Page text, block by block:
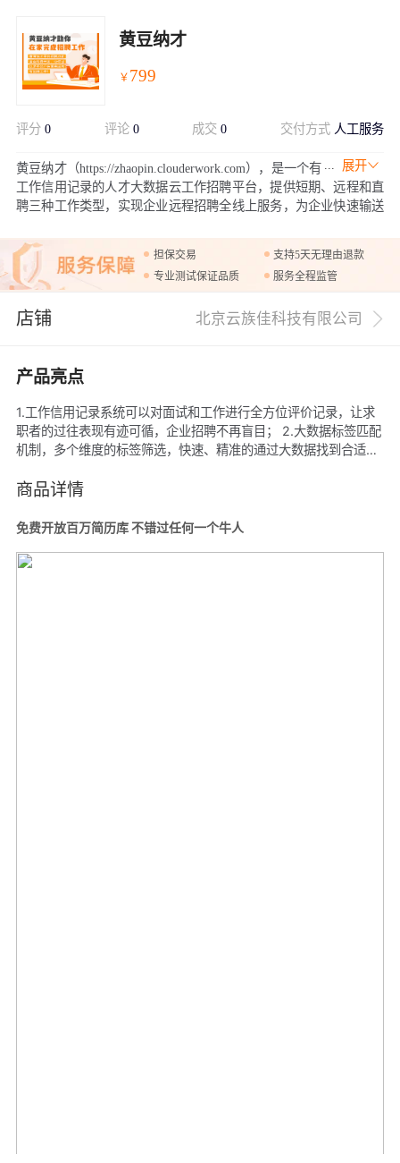
黄豆纳才
￥ 799
评分 0 评论 0 成交0 交付方式 人工服务
展开
黄豆纳才（https://zhaopin.clouderwork.com），是一个有
工作信用记录的人才大数据云工作招聘平台，提供短期、远程和直
聘三种工作类型，实现企业远程招聘全线上服务，为企业快速输送
担保交易
支持5天无理由退款
专业测试保证品质
服务全程监管
店铺 北京云族佳科技有限公司
产品亮点
1.工作信用记录系统可以对面试和工作进行全方位评价记录，让求
职者的过往表现有迹可循，企业招聘不再盲目； 2.大数据标签匹配
机制，多个维度的标签筛选，快速、精准的通过大数据找到合适的
“云工作”多种用工形式，根据项目的分工、进行的时间、具体的技
源、“驻场”让你低成本的完成短期项目、“云工作”为企业创造无限可
服务，提供线上笔试和面试 在家也能高效沟通； 6.企业私有简历
商品详情
免费开放百万简历库 不错过任何一个牛人